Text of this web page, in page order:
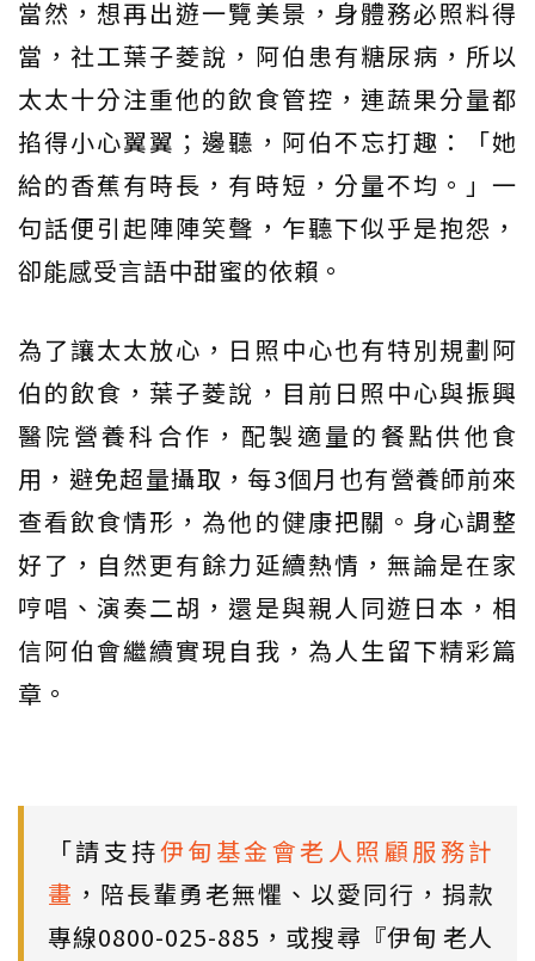
當然，想再出遊一覽美景，身體務必照料得
當，社工葉子菱說，阿伯患有糖尿病，所以
太太十分注重他的飲食管控，連蔬果分量都
掐得小心翼翼；邊聽，阿伯不忘打趣：「她
給的香蕉有時長，有時短，分量不均。」一
句話便引起陣陣笑聲，乍聽下似乎是抱怨，
卻能感受言語中甜蜜的依賴。
為了讓太太放心，日照中心也有特別規劃阿
伯的飲食，葉子菱說，目前日照中心與振興
醫院營養科合作，配製適量的餐點供他食
用，避免超量攝取，每3個月也有營養師前來
查看飲食情形，為他的健康把關。身心調整
好了，自然更有餘力延續熱情，無論是在家
哼唱、演奏二胡，還是與親人同遊日本，相
信阿伯會繼續實現自我，為人生留下精彩篇
章。
「請支持伊甸基金會老人照顧服務計
畫 ，陪長輩勇老無懼、以愛同行，捐款
專線0800-025-885，或搜尋『伊甸 老人